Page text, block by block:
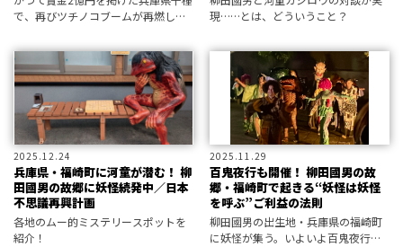
で、再びツチノコブームが再燃して
現……とは、どういうこと？
2025.12.24
兵庫県・福崎町に河童が潜む！ 柳
田國男の故郷に妖怪続発中／日本
不思議再興計画
各地のムー的ミステリースポットを
紹介！
2025.11.29
百鬼夜行も開催！ 柳田國男の故
郷・福崎町で起きる“妖怪は妖怪
を呼ぶ”ご利益の法則
柳田國男の出生地・兵庫県の福崎町
に妖怪が集う。いよいよ百鬼夜行も